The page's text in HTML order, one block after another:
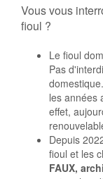
Vous vous
fioul ?
Le fioul
Pas
les années
effet,
Depuis
fioul et les
FAUX,